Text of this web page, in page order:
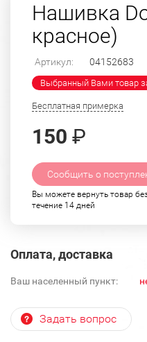
Нашивка
красное)
Артикул: 04152683
Выбранный Вами товар
Бесплатная примерка
150 ₽
Сообщить о
Вы можете вернуть товар
течение 14 дней
Оплата, доставка
Ваш населенный пункт:
Задать вопрос